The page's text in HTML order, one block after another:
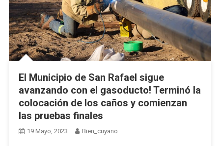
El Municipio de San Rafael sigue
avanzando con el gasoducto! Terminó la
colocación de los caños y comienzan
las pruebas finales
19 Mayo, 2023 Bien_cuyano